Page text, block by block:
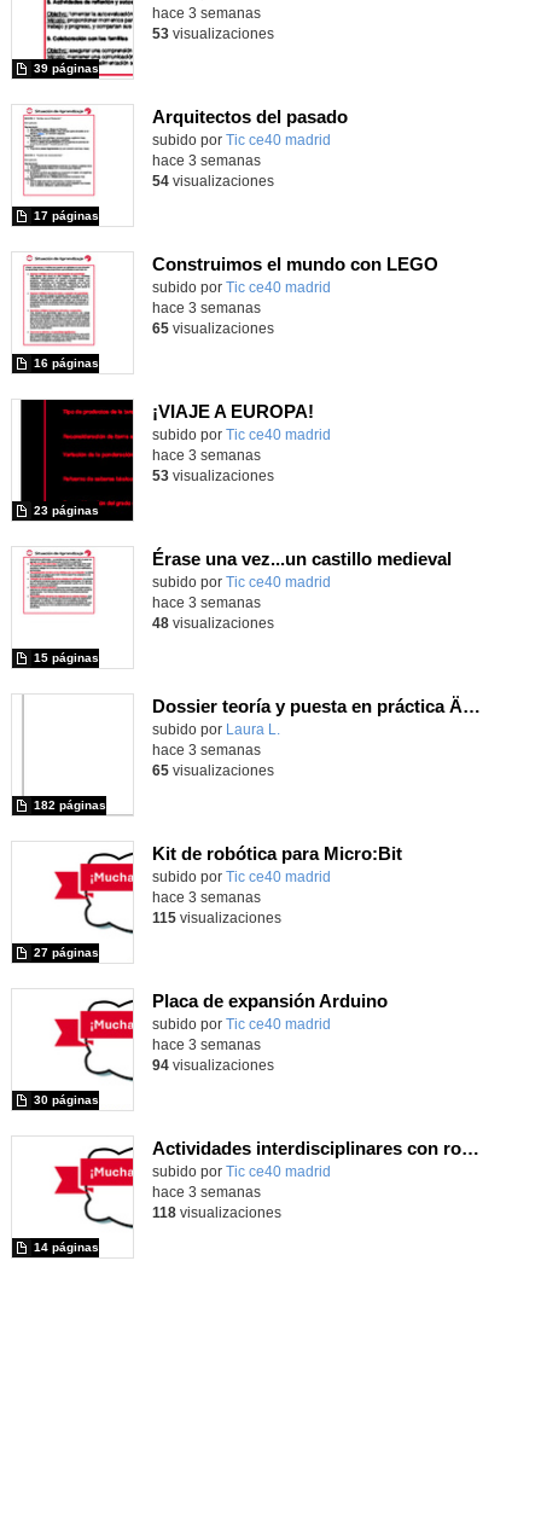
39 páginas
hace 3 semanas
53visualizaciones
Arquitectos del pasado
subido por Tic ce40 madrid
17 páginas
hace 3 semanas
54visualizaciones
Construimos el mundo con LEGO
subido por Tic ce40 madrid
16 páginas
hace 3 semanas
65visualizaciones
¡VIAJE A EUROPA!
subido por Tic ce40 madrid
23 páginas
hace 3 semanas
53visualizaciones
Érase una vez...un castillo medieval
subido por Tic ce40 madrid
15 páginas
hace 3 semanas
48visualizaciones
Dossier teoría y puesta en práctica Äprendizaje Basado en Juegos en Educación Infantil y Primaria
Contenido educativo.
subido por Laura L.
182 páginas
hace 3 semanas
65visualizaciones
Kit de robótica para Micro:Bit
Contenido educativo.
subido por Tic ce40 madrid
27 páginas
hace 3 semanas
115visualizaciones
Placa de expansión Arduino
Contenido educativo.
subido por Tic ce40 madrid
30 páginas
hace 3 semanas
94visualizaciones
Actividades interdisciplinares con robótica y pensamiento computacional
Contenido educativo.
subido por Tic ce40 madrid
14 páginas
hace 3 semanas
118visualizaciones